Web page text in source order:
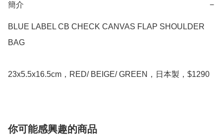
簡介 −
BLUE LABEL CB CHECK CANVAS FLAP SHOULDER
BAG
你可能感興趣的商品